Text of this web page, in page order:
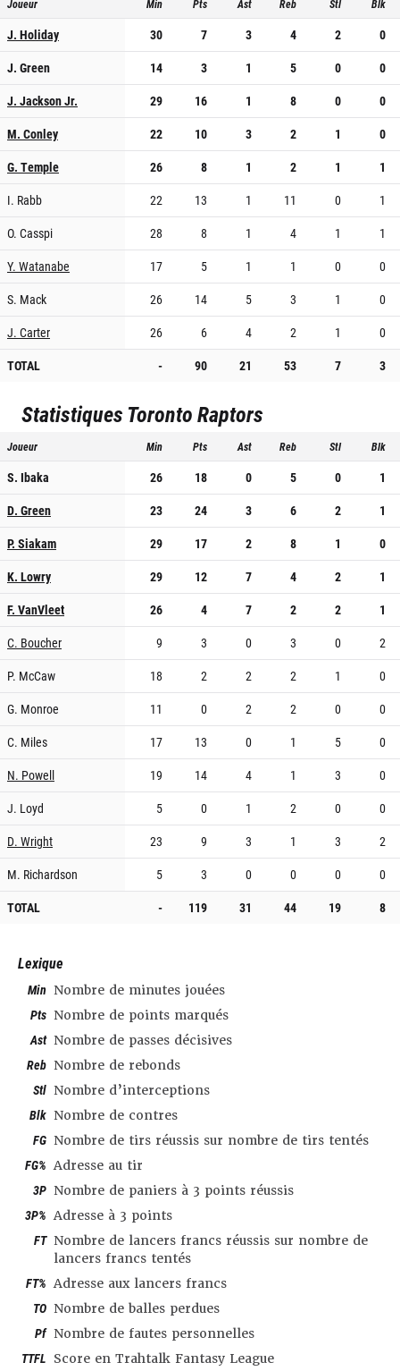
Joueur Min Pts Ast Reb Stl Blk
J. Holiday 30 7 3 4 2
0
J. Green
14 3 1 5 0
0
J. Jackson Jr.
29 16 1 8 0
0
M. Conley
22 10 3 2 1
0
G. Temple
26 8 1 2 1
1
I. Rabb
22 13 1 11 0
1
O. Casspi
28 8 1 4 1
1
Y. Watanabe
17 5 1 1 0
0
S. Mack
26 14 5 3 1
0
J. Carter
26 6 4 2 1
0
TOTAL
- 90 21 53 7 3
Statistiques Toronto Raptors
Joueur Min Pts Ast Reb Stl Blk
S. Ibaka 26 18 0 5 0
1
D. Green
23 24 3 6 2
1
P. Siakam
29 17 2 8 1
0
K. Lowry
29 12 7 4 2
1
F. VanVleet
26 4 7 2 2
1
C. Boucher
9 3 0 3 0
2
P. McCaw
18 2 2 2 1
0
G. Monroe
11 0 2 2 0
0
C. Miles
17 13 0 1 5
0
N. Powell
19 14 4 1 3
0
J. Loyd
5 0 1 2 0
0
D. Wright
23 9 3 1 3
2
M. Richardson
5 3 0 0 0
0
TOTAL
- 119 31 44 19 8
Lexique
Min Nombre de minutes jouées
Pts Nombre de points marqués
Ast Nombre de passes décisives
Reb Nombre de rebonds
Stl Nombre d’interceptions
Blk Nombre de contres
FG Nombre de tirs réussis sur nombre de tirs tentés
FG% Adresse au tir
3P Nombre de paniers à 3 points réussis
3P% Adresse à 3 points
FT Nombre de lancers francs réussis sur nombre de
lancers francs tentés
FT% Adresse aux lancers francs
TO Nombre de balles perdues
Pf Nombre de fautes personnelles
TTFL Score en Trahtalk Fantasy League